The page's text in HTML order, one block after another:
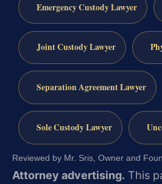
Emergency Custody Lawyer
Joint Custody Lawyer
Separation Agreement Lawyer
Sole Custody Lawyer
Reviewed by Mr. Sris, Owner and
Attorney advertising. This